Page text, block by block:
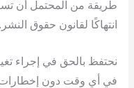
طريقة من المحتمل أن
انتهاكًا لقانون حقوق النشر.
نحتفظ بالحق في إجراء
في أي وقت دون